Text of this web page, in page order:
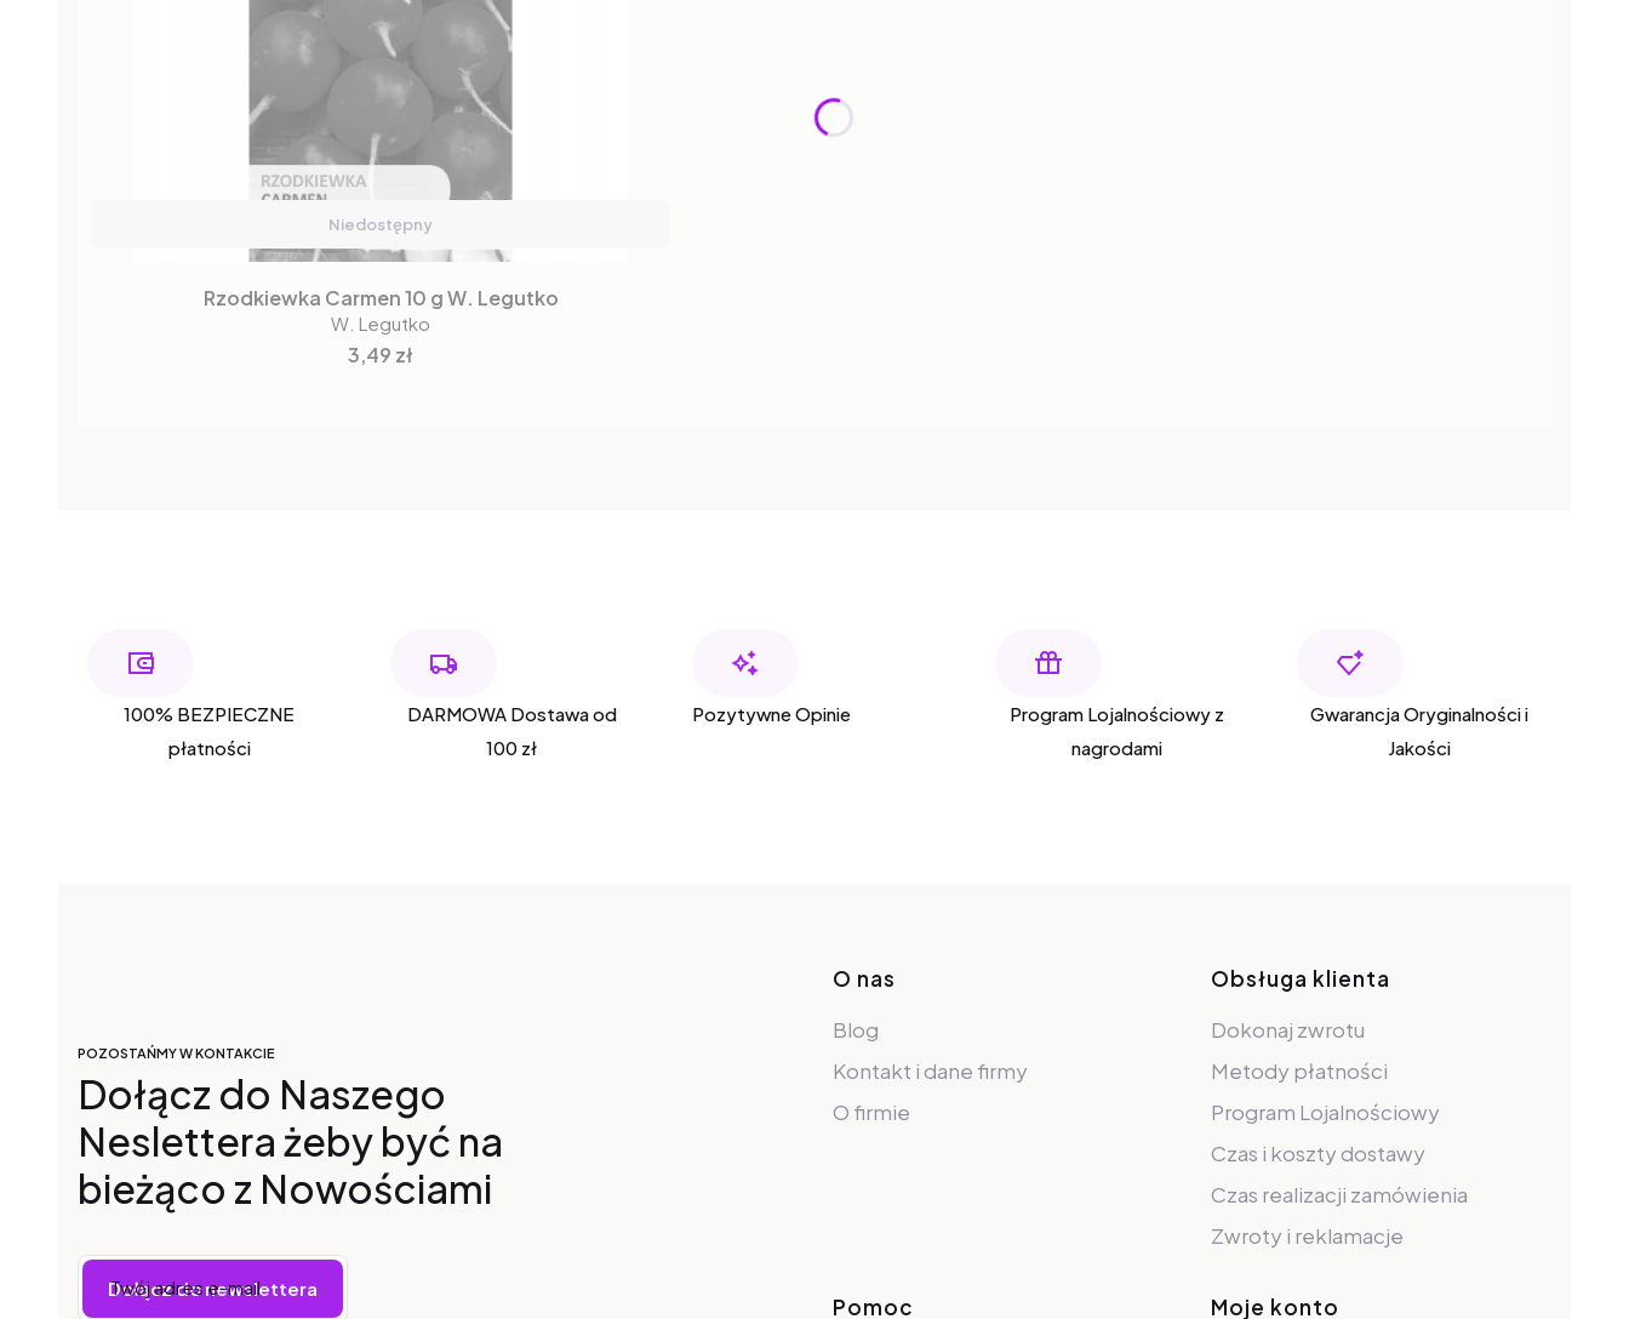
Niedostępny
Rzodkiewka Carmen 10 g W. Legutko
W. Legutko
Cena
3,49 zł
100% BEZPIECZNE
płatności
DARMOWA Dostawa od
100 zł
Pozytywne Opinie
Program Lojalnościowy z
nagrodami
Gwarancja Oryginalności i
Jakości
POZOSTAŃMY W KONTAKCIE
Dołącz do Naszego
Neslettera żeby być na
bieżąco z Nowościami
Twój adres e-mail
Dołącz do newslettera
Linki w stopce
O nas
Blog
Kontakt i dane firmy
O firmie
Obsługa klienta
Dokonaj zwrotu
Metody płatności
Program Lojalnościowy
Czas i koszty dostawy
Czas realizacji zamówienia
Zwroty i reklamacje
Pomoc Moje konto